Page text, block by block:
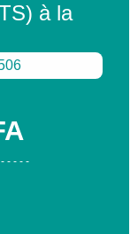
à la
- - - -